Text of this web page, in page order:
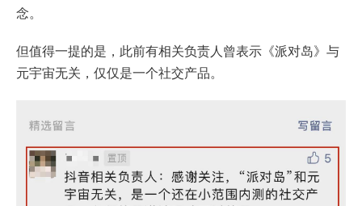
念。
但值得一提的是，此前有相关负责人曾表示《派对岛》与
元宇宙无关，仅仅是一个社交产品。